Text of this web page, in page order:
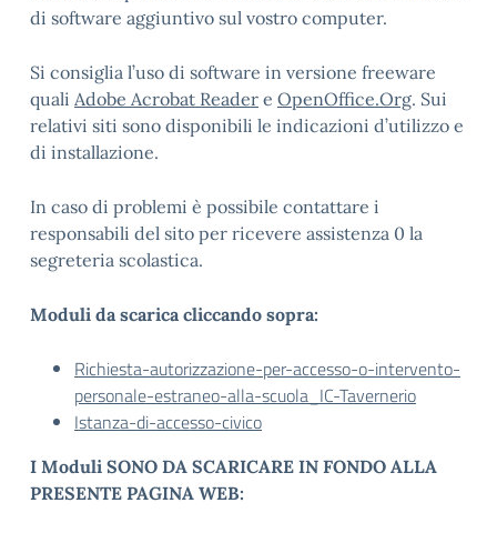
di software aggiuntivo sul vostro computer.
Si consiglia l’uso di software in versione freeware
quali Adobe Acrobat Reader e OpenOffice.Org. Sui
relativi siti sono disponibili le indicazioni d’utilizzo e
di installazione.
In caso di problemi è possibile contattare i
responsabili del sito per ricevere assistenza 0 la
segreteria scolastica.
Moduli da scarica cliccando sopra:
Richiesta-autorizzazione-per-accesso-o-intervento-
personale-estraneo-alla-scuola_IC-Tavernerio
Istanza-di-accesso-civico
I Moduli SONO DA SCARICARE IN FONDO ALLA
PRESENTE PAGINA WEB: